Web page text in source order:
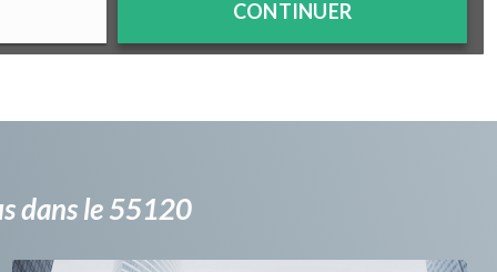
CONTINUER
dans le 55120